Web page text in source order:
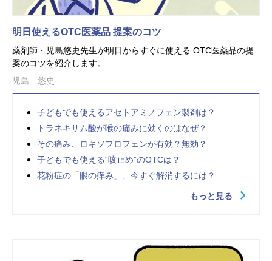
明日使えるOTC医薬品 提案のコツ
薬剤師・児島悠史先生が明日からすぐに使える OTC医薬品の提
案のコツを紹介します。
児島 悠史
子どもでも使えるアセトアミノフェン製剤は？
トラネキサム酸が喉の痛みに効くのはなぜ？
その痛み、ロキソプロフェンが有効？無効？
子どもでも使える“咳止め”のOTCは？
花粉症の「眼の痒み」、今すぐ解消するには？
もっと見る